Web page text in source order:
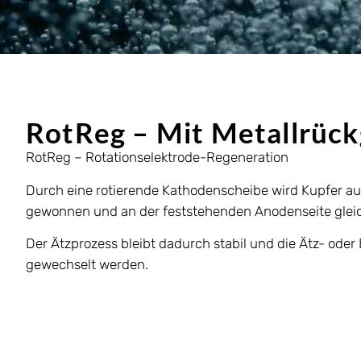
RotReg – Mit
RotReg – Rotationselektrode-Regeneration
Durch eine rotierende Kathodenscheibe wird Kupfer
gewonnen und an der feststehenden Anodenseite
Der Ätzprozess bleibt dadurch stabil und die Ätz-
gewechselt werden.